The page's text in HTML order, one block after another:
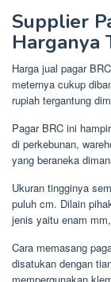
Supplier
Harganya
Harga jual pagar
meternya cukup
rupiah tergantung
Pagar BRC ini
di perkebunan,
yang beraneka
Ukuran tingginya
puluh cm. Dilain
jenis yaitu enam
Cara memasang
disatukan dengan